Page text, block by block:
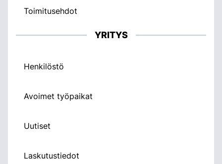
Toimitusehdot
YRITYS
Henkilöstö
Avoimet työpaikat
Uutiset
Laskutustiedot